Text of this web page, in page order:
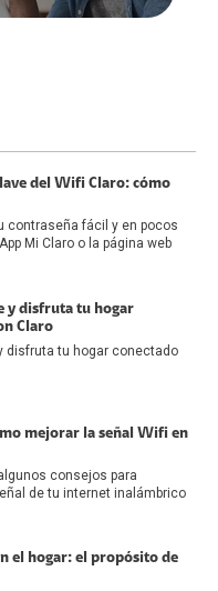
del Wifi Claro: cómo
contraseña fácil y en pocos
Mi Claro o la página web
y disfruta tu hogar
Claro
disfruta tu hogar conectado
mejorar la señal Wifi en
consejos para
de tu internet inalámbrico
el hogar: el propósito de